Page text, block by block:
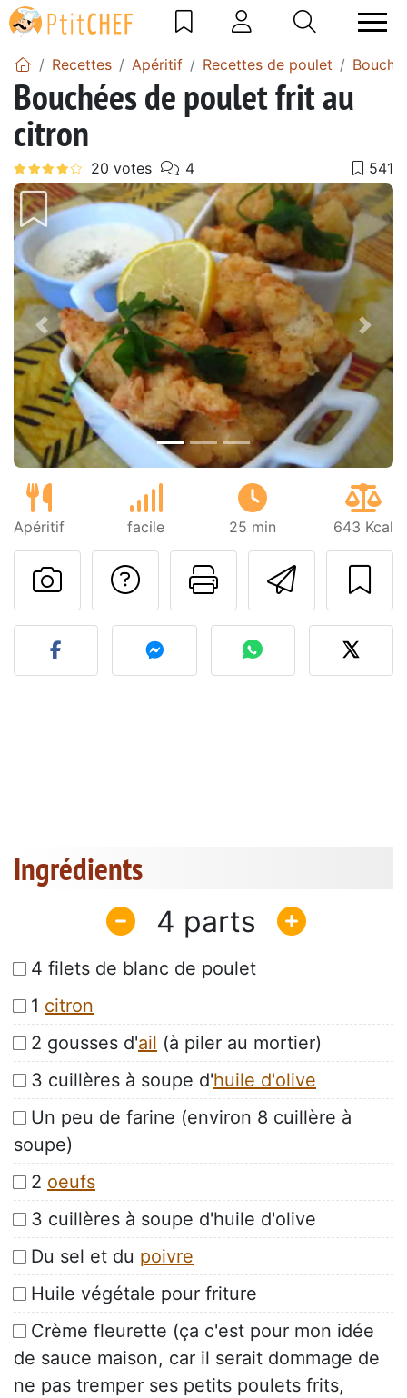
Recettes Apéritif Recettes de poulet
Bouchées de poulet frit au
citron
Précédent
Apéritif facile 25 min 643 Kcal
Imprimer
Poser une
Publier votre photo de
Ingrédients
4
4 filets de blanc de poulet
1 citron
2 gousses d'ail (à piler au mortier)
3 cuillères à soupe d'huile d'olive
Un peu de farine (environ 8 cuillère à
soupe)
2 oeufs
3 cuillères à soupe d'huile d'olive
Du sel et du poivre
Huile végétale pour friture
Crème fleurette (ça c'est pour mon idée
de sauce maison, car il serait dommage de
ne pas tremper ses petits poulets frits,